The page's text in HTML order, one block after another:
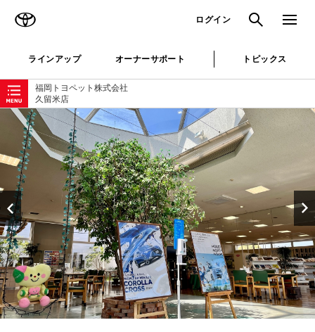
ログイン 検索 メニュ
ラインアップ オーナーサポート トピックス
福岡トヨペット株式会社
久留米店
ローカルナビゲーション